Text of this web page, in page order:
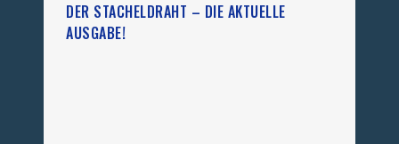
DER STACHELDRAHT – DIE AKTUELLE
AUSGABE!